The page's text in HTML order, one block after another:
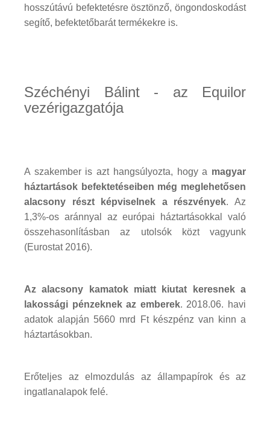
hosszútávú befektetésre ösztönző, öngondoskodást
segítő, befektetőbarát termékekre is.
Széchényi Bálint - az Equilor
vezérigazgatója
A szakember is azt hangsúlyozta, hogy a magyar
háztartások befektetéseiben még meglehetősen
alacsony részt képviselnek a részvények. Az
1,3%-os aránnyal az európai háztartásokkal való
összehasonlításban az utolsók közt vagyunk
(Eurostat 2016).
Az alacsony kamatok miatt kiutat keresnek a
lakossági pénzeknek az emberek. 2018.06. havi
adatok alapján 5660 mrd Ft készpénz van kinn a
háztartásokban.
Erőteljes az elmozdulás az állampapírok és az
ingatlanalapok felé.